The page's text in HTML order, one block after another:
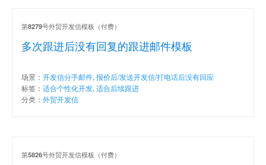
多次跟进后没有回复的跟进邮件模板
第8279号外贸开发信模板（付费）
场景： 开发信分手邮件, 报价后/发送开发信/打电话后没有回应
标签： 适合个性化开发, 适合后续跟进
分类： 外贸开发信
第5826号外贸开发信模板（付费）